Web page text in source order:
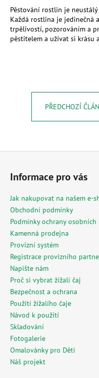
Pěstování rostlin je
Každá rostlina je jedinečná
trpělivostí, pozorováním a
pěstitelem a užívat si krásu
PŘEDCHOZÍ
D
o
p
MESIHO
ŽÍŽALÍ
S
KOPŘIVOU
A
BIOUHLÍKEM
20
LITRŮ
2
728
Kč
Informace pro vás
Jak nakupovat na našem e-
Obchodní podmínky
Podmínky ochrany osobních
Kamenná prodejna
Provizní systém
Registrace provizního
Napište nám
Proč si vybrat žížalí čaj
Bezpečnost a ochrana
Použití žížalího čaje
Návod k použití
Skladování
Fotogalerie
Omalovánky pro Děti
Náš projekt